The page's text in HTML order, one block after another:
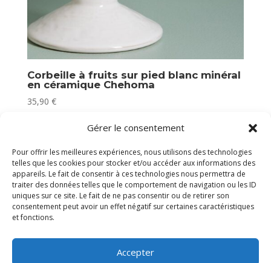
Gérer le consentement
Pour offrir les meilleures expériences, nous utilisons des technologies
telles que les cookies pour stocker et/ou accéder aux informations des
appareils. Le fait de consentir à ces technologies nous permettra de
traiter des données telles que le comportement de navigation ou les ID
uniques sur ce site. Le fait de ne pas consentir ou de retirer son
consentement peut avoir un effet négatif sur certaines caractéristiques
et fonctions.
Accepter
Corbeille à fruits sur pied blanc minéral
en céramique Chehoma
35,90 €